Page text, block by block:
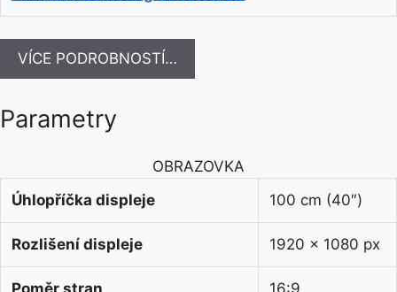
VÍCE PODROBNOSTÍ…
Parametry
OBRAZOVKA
Úhlopříčka displeje
100 cm (40″)
Rozlišení displeje 1920 x 1080 px